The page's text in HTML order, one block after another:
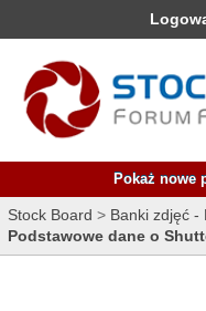
Pokaż nowe
Stock Board > Banki zdjęć -
Podstawowe dane o